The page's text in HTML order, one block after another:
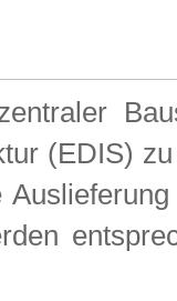
(EDIS)